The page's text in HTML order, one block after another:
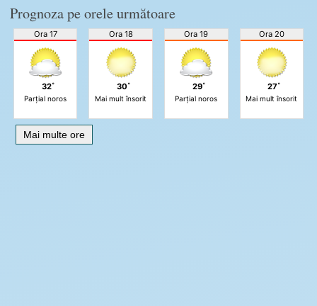
Prognoza pe orele următoare
Ora 17
32˚
Parțial noros
Ora 18
30˚
Mai mult însorit
Ora 19
29˚
Parțial noros
Ora 20
27˚
Mai mult însorit
Mai multe ore